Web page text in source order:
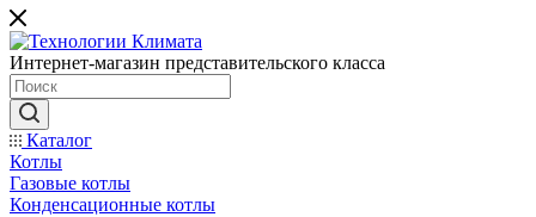
Интернет-магазин представительского класса
Каталог
Котлы
Газовые котлы
Конденсационные котлы